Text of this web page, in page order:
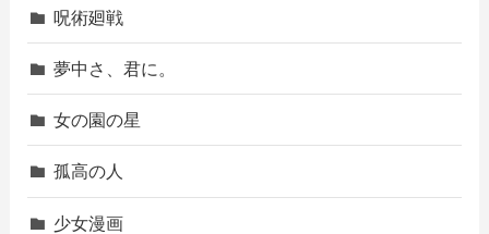
呪術廻戦
夢中さ、君に。
女の園の星
孤高の人
少女漫画